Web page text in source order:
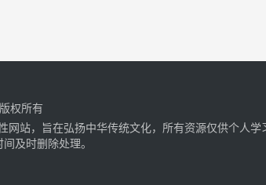
版权所有
网站，旨在弘扬中华传统文化，所有资源仅供个人
及时删除处理。